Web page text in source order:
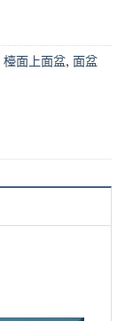
檯面上面盆, 面盆